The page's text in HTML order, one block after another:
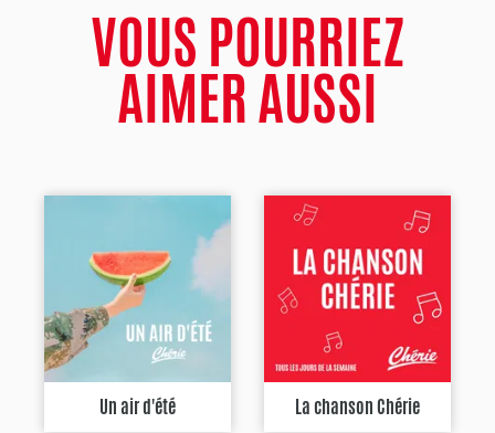
VOUS POURRIEZ
AIMER AUSSI
Un air d'été La chanson Chérie